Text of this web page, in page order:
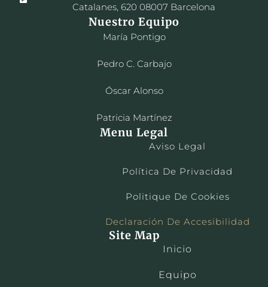
Catalanes, 620 08007 Barcelona
Nuestro Equipo
María Pontigo
Pedro C. Carbajo
Óscar Alonso
Patricia Martínez
Menu Legal
Aviso Legal
Política De Privacidad
Politique De Cookies
Declaración De Accesibilidad
Site Map
Inicio
Equipo